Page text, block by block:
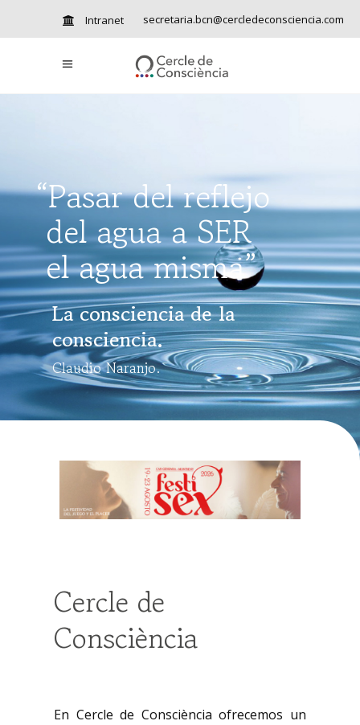
Intranet secretaria.bcn@cercledeconsciencia.com
“Pasar del reflejo
del agua a SER
el agua misma”
La consciencia de la
consciencia.
Claudio Naranjo.
Cercle de
Consciència
En Cercle de Consciència ofrecemos un